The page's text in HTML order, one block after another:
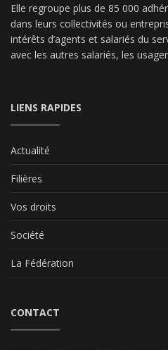
Elle regroupe plus de 85 000
dans leurs collectivités ou
intérêts d’agents et salariés du
avec les autres salariés, les
LIENS RAPIDES
Actualité
Filières
Vos droits
Société
La Fédération
CONTACT